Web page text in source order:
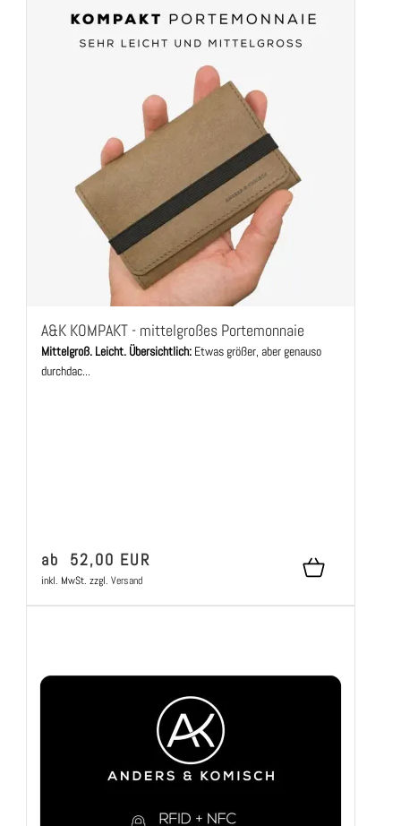
A&K KOMPAKT - mittelgroßes Portemonnaie
Mittelgroß. Leicht. Übersichtlich: Etwas größer, aber genauso
durchdac...
ab 52,00 EUR
inkl. MwSt. zzgl. Versand